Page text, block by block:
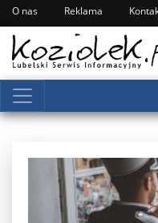
O nas Reklama